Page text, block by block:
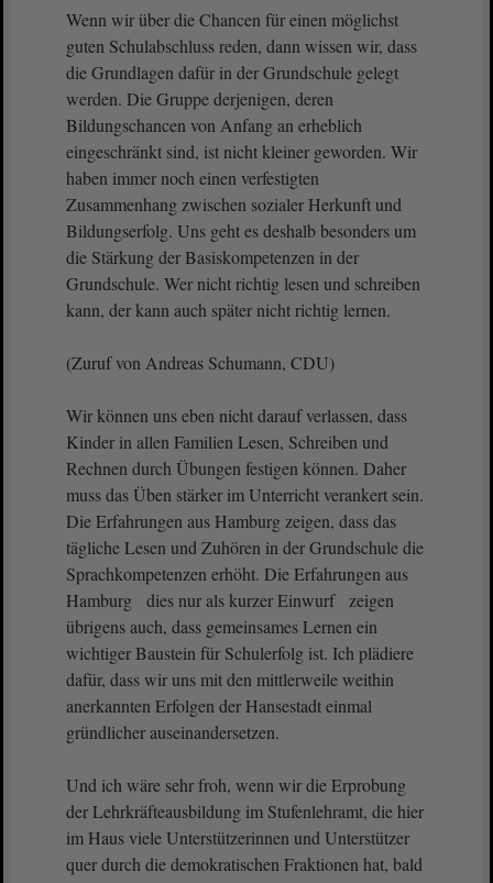
Wenn wir über die Chancen für einen möglichst
guten Schulabschluss reden, dann wissen wir, dass
die Grundlagen dafür in der Grundschule gelegt
werden. Die Gruppe derjenigen, deren
Bildungschancen von Anfang an erheblich
eingeschränkt sind, ist nicht kleiner geworden. Wir
haben immer noch einen verfestigten
Zusammenhang zwischen sozialer Herkunft und
Bildungserfolg. Uns geht es deshalb besonders um
die Stärkung der Basiskompetenzen in der
Grundschule. Wer nicht richtig lesen und schreiben
kann, der kann auch später nicht richtig lernen.
(Zuruf von Andreas Schumann, CDU)
Wir können uns eben nicht darauf verlassen, dass
Kinder in allen Familien Lesen, Schreiben und
Rechnen durch Übungen festigen können. Daher
muss das Üben stärker im Unterricht verankert sein.
Die Erfahrungen aus Hamburg zeigen, dass das
tägliche Lesen und Zuhören in der Grundschule die
Sprachkompetenzen erhöht. Die Erfahrungen aus
Hamburg dies nur als kurzer Einwurf zeigen
übrigens auch, dass gemeinsames Lernen ein
wichtiger Baustein für Schulerfolg ist. Ich plädiere
dafür, dass wir uns mit den mittlerweile weithin
anerkannten Erfolgen der Hansestadt einmal
gründlicher auseinandersetzen.
Und ich wäre sehr froh, wenn wir die Erprobung
der Lehrkräfteausbildung im Stufenlehramt, die hier
im Haus viele Unterstützerinnen und Unterstützer
quer durch die demokratischen Fraktionen hat, bald